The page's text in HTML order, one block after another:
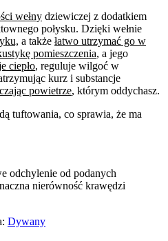
wełny dziewiczej z dodatkiem
połysku. Dzięki wełnie
a także łatwo utrzymać go w
pomieszczenia, a jego
ciepło, reguluje wilgoć w
kurz i substancje
powietrze, którym oddychasz.
tuftowania, co sprawia, że ma
odchylenie od podanych
nierówność krawędzi
Dywany